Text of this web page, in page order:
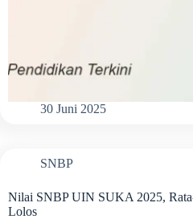
30 Juni 2025
SNBP
Nilai SNBP UIN SUKA 2025,
Lolos